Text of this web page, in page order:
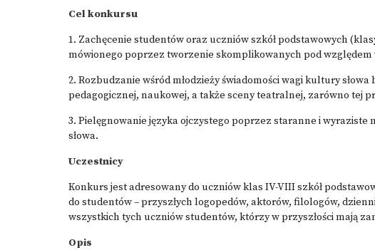
Cel konkursu
1. Zachęcenie studentów oraz uczniów szkół podstawowych
mówionego poprzez tworzenie skomplikowanych pod względem
2. Rozbudzanie wśród młodzieży świadomości wagi kultury
pedagogicznej, naukowej, a także sceny teatralnej, zarówno tej
3. Pielęgnowanie języka ojczystego poprzez staranne i
słowa.
Uczestnicy
Konkurs jest adresowany do uczniów klas IV-VIII szkół
do studentów – przyszłych logopedów, aktorów, filologów,
wszystkich tych uczniów studentów, którzy w przyszłości mają
Opis